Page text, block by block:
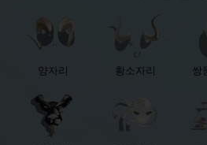
양자리 황소자리 쌍